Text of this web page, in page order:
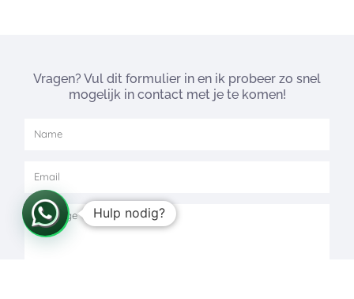
Vragen? Vul dit formulier in en ik probeer zo snel
mogelijk in contact met je te komen!
Hulp nodig?